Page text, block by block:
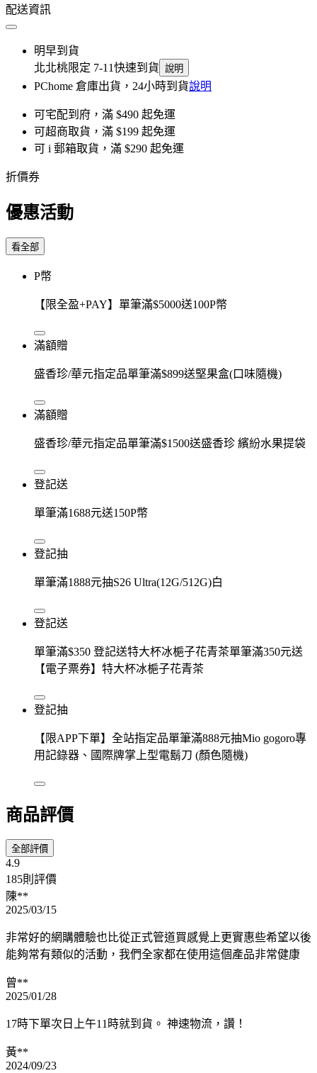
配送資訊
明早到貨
北北桃限定 7-11快速到貨 說明
PChome 倉庫出貨，24小時到貨說明
可宅配到府，滿 $490 起免運
可超商取貨，滿 $199 起免運
可 i 郵箱取貨，滿 $290 起免運
折價券
優惠活動
看全部
P幣
【限全盈+PAY】單筆滿$5000送100P幣
滿額贈
盛香珍/華元指定品單筆滿$899送堅果盒(口味隨機)
滿額贈
盛香珍/華元指定品單筆滿$1500送盛香珍 繽紛水果提袋
登記送
單筆滿1688元送150P幣
登記抽
單筆滿1888元抽S26 Ultra(12G/512G)白
登記送
單筆滿$350 登記送特大杯冰梔子花青茶單筆滿350元送
【電子票券】特大杯冰梔子花青茶
登記抽
【限APP下單】全站指定品單筆滿888元抽Mio gogoro專
用記錄器、國際牌掌上型電鬍刀 (顏色隨機)
商品評價
全部評價
4.9
185則評價
陳**
2025/03/15
非常好的網購體驗也比從正式管道買感覺上更實惠些希望以後
能夠常有類似的活動，我們全家都在使用這個產品非常健康
曾**
2025/01/28
17時下單次日上午11時就到貨。 神速物流，讚！
黃**
2024/09/23